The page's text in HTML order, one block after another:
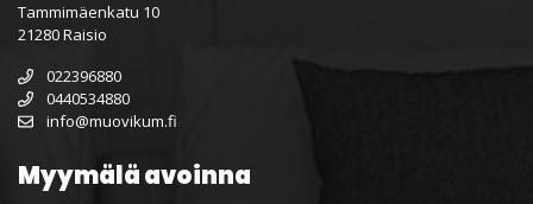
Tammimäenkatu 10
21280 Raisio
022396880
0440534880
info@muovikum.fi
Myymälä avoinna